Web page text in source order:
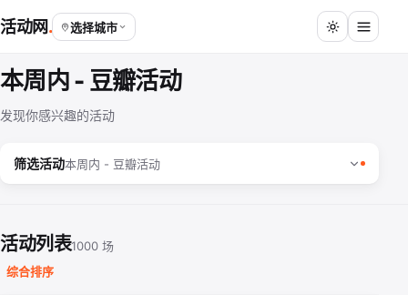
活动网 选择城市
本周内 - 豆瓣活动
发现你感兴趣的活动
筛选活动本周内 - 豆瓣活动
活动列表1000 场
综合排序